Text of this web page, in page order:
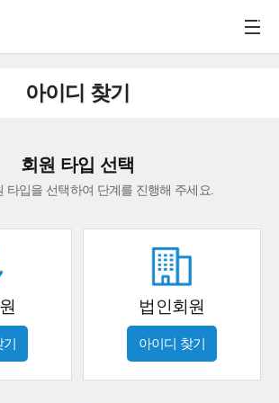
아이디 찾기
회원 타입 선택
타입을 선택하여 단계를 진행해 주세요.
기
법인회원
아이디 찾기